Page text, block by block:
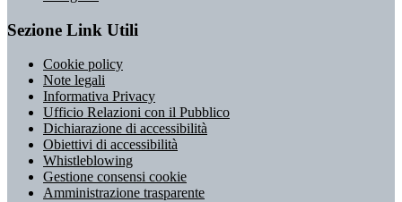
Sezione Link Utili
Cookie policy
Note legali
Informativa Privacy
Ufficio Relazioni con il Pubblico
Dichiarazione di accessibilità
Obiettivi di accessibilità
Whistleblowing
Gestione consensi cookie
Amministrazione trasparente